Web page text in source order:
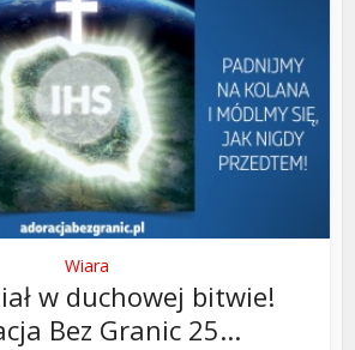
Wiara
w duchowej bitwie!
Bez Granic 25...